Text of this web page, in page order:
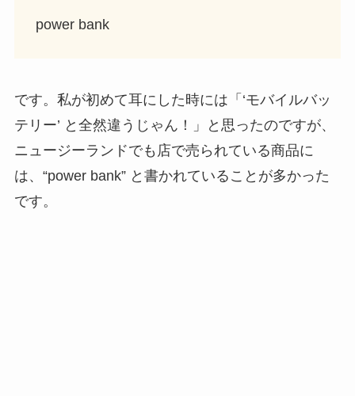
power bank
です。私が初めて耳にした時には「‘モバイルバッ
テリー’ と全然違うじゃん！」と思ったのですが、
ニュージーランドでも店で売られている商品に
は、“power bank” と書かれていることが多かった
です。